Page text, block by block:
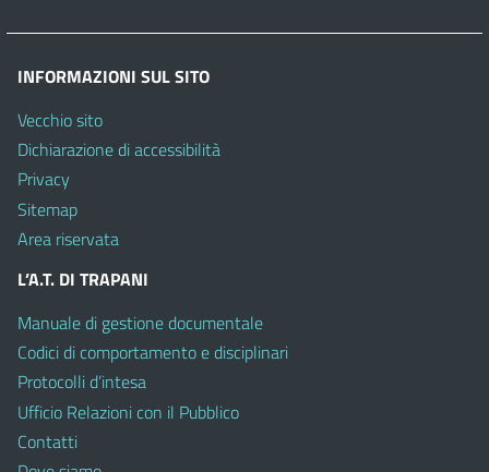
INFORMAZIONI SUL SITO
Vecchio sito
Dichiarazione di accessibilità
Privacy
Sitemap
Area riservata
L’A.T. DI TRAPANI
Manuale di gestione documentale
Codici di comportamento e disciplinari
Protocolli d’intesa
Ufficio Relazioni con il Pubblico
Contatti